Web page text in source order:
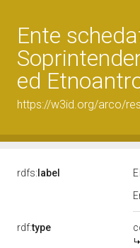
Ente
ed
https://w3id.org/arco/
rdfs: label
rdf:type